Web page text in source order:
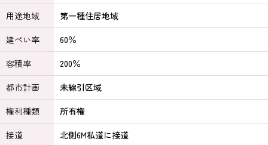
用途地域
第一種住居地域
建ぺい率
60％
容積率
200％
都市計画
未線引区域
権利種類
所有権
接道
北側6M私道に接道